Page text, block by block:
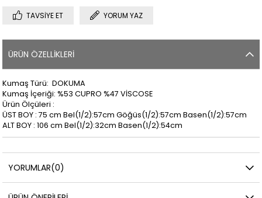
TAVSIYE ET YORUM YAZ
ÜRÜN ÖZELLIKLERI
Kumaş Türü: DOKUMA
Kumaş İçeriği: %53 CUPRO %47 VİSCOSE
Ürün Ölçüleri :
ÜST BOY : 75 cm Bel(1/2):57cm Göğüs(1/2):57cm Basen(1/2):57cm
ALT BOY : 106 cm Bel(1/2):32cm Basen(1/2):54cm
YORUMLAR(0)